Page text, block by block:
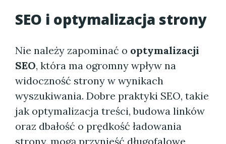
SEO i optymalizacja strony
Nie należy zapominać o optymalizacji
SEO, która ma ogromny wpływ na
widoczność strony w wynikach
wyszukiwania. Dobre praktyki SEO, takie
jak optymalizacja treści, budowa linków
oraz dbałość o prędkość ładowania
strony, mogą przynieść długofalowe